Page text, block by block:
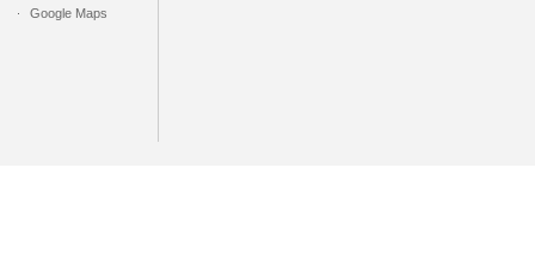
Google Maps